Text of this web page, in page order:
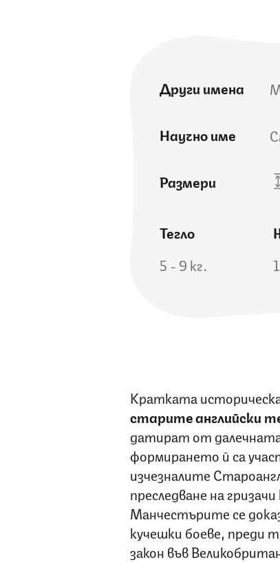
Други имена
Научно име
Размери
Тегло
5 - 9 кг.
Кратката
старите английски
датират от
формирането й са
изчезналите
преследване на
Манчестърите се
кучешки боеве, преди
закон във